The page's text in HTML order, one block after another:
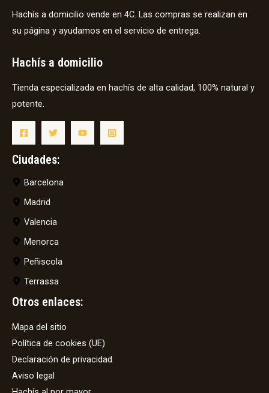
Hachís a domicilio vende en 4C. Las compras se realizan en
su página y ayudamos en el servicio de entrega.
Hachís a domicilio
Tienda especializada en hachís de alta calidad, 100% natural y
potente.
Ciudades:
Barcelona
Madrid
Valencia
Menorca
Peñiscola
Terrassa
Otros enlaces:
Mapa del sitio
Política de cookies (UE)
Declaración de privacidad
Aviso legal